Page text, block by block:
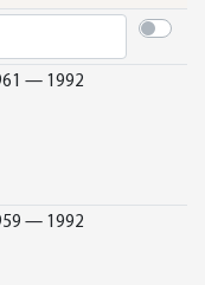
— 1992
— 1992